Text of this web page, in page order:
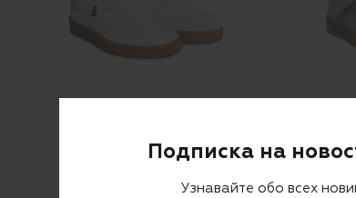
Кеды VERONA 1
Подписка на
Узнавайте обо всех